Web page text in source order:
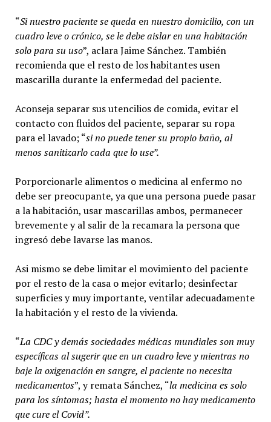
“Si nuestro paciente se queda en nuestro domicilio, con un
cuadro leve o crónico, se le debe aislar en una habitación
solo para su uso”, aclara Jaime Sánchez. También
recomienda que el resto de los habitantes usen
mascarilla durante la enfermedad del paciente.
Aconseja separar sus utencilios de comida, evitar el
contacto con fluidos del paciente, separar su ropa
para el lavado; “si no puede tener su propio baño, al
menos sanitizarlo cada que lo use”.
Porporcionarle alimentos o medicina al enfermo no
debe ser preocupante, ya que una persona puede pasar
a la habitación, usar mascarillas ambos, permanecer
brevemente y al salir de la recamara la persona que
ingresó debe lavarse las manos.
Asi mismo se debe limitar el movimiento del paciente
por el resto de la casa o mejor evitarlo; desinfectar
superficies y muy importante, ventilar adecuadamente
la habitación y el resto de la vivienda.
“La CDC y demás sociedades médicas mundiales son muy
específicas al sugerir que en un cuadro leve y mientras no
baje la oxigenación en sangre, el paciente no necesita
medicamentos”, y remata Sánchez, “la medicina es solo
para los síntomas; hasta el momento no hay medicamento
que cure el Covid”.